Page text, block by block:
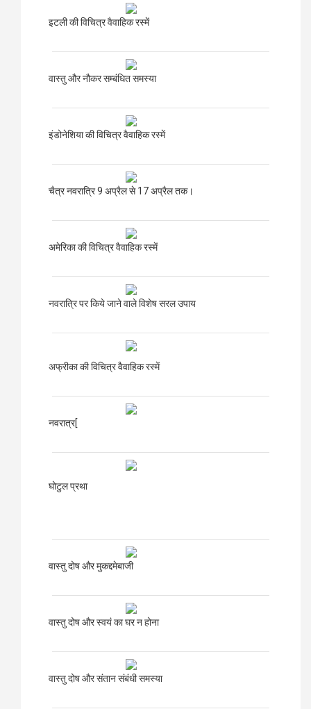
इटली की विचित्र वैवाहिक रस्में
वास्तु और नौकर सम्बंधित समस्या
इंडोनेशिया की विचित्र वैवाहिक रस्में
चैत्र नवरात्रि 9 अप्रैल से 17 अप्रैल तक।
अमेरिका की विचित्र वैवाहिक रस्में
नवरात्रि पर किये जाने वाले विशेष सरल उपाय
अफ्रीका की विचित्र वैवाहिक रस्में
नवरात्र[
घोटुल प्रथा
वास्तु दोष और मुकद्दमेबाजी
वास्तु दोष और स्वयं का घर न होना
वास्तु दोष और संतान संबंधी समस्या